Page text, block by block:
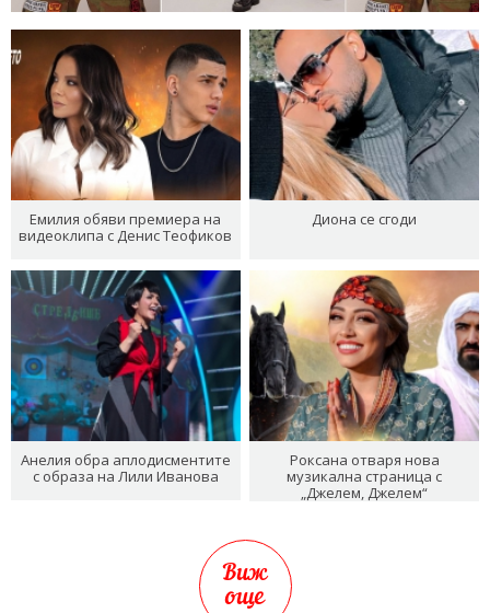
Емилия обяви премиера на
видеоклипа с Денис Теофиков
Диона се сгоди
Анелия обра аплодисментите
с образа на Лили Иванова
Роксана отваря нова
музикална страница с
„Джелем, Джелем“
Виж
още